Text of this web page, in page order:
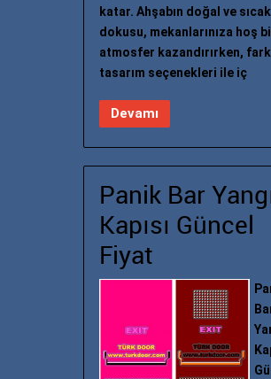
katar. Ahşabın doğal ve sıcak
dokusu, mekanlarınıza hoş
atmosfer kazandırırken,
tasarım seçenekleri ile iç
Devamı
Panik Bar
Kapısı Güncel
Fiyat